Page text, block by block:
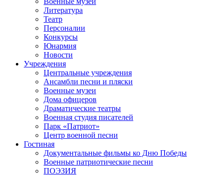
Литература
Театр
Персоналии
Конкурсы
Юнармия
Новости
Учреждения
Центральные учреждения
Ансамбли песни и пляски
Военные музеи
Дома офицеров
Драматические театры
Военная студия писателей
Парк «Патриот»
Центр военной песни
Гостиная
Документальные фильмы ко Дню Победы
Военные патриотические песни
ПОЭЗИЯ